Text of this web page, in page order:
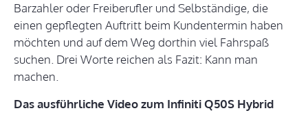
Barzahler oder Freiberufler und Selbständige, die
einen gepflegten Auftritt beim Kundentermin haben
möchten und auf dem Weg dorthin viel Fahrspaß
suchen. Drei Worte reichen als Fazit: Kann man
machen.
Das ausführliche Video zum Infiniti Q50S Hybrid